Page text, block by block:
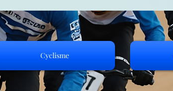
Cyclisme